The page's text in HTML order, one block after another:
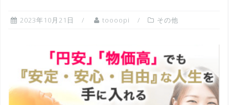
2023年10月21日 toooopi その他